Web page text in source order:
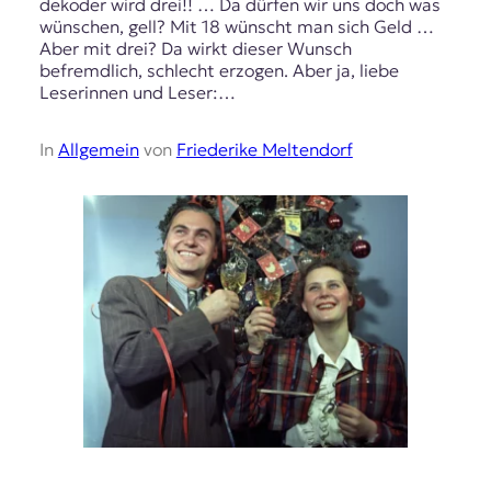
wünschen, gell? Mit 18 wünscht man sich Geld …
Aber mit drei? Da wirkt dieser Wunsch
befremdlich, schlecht erzogen. Aber ja, liebe
Leserinnen und Leser:…
In Allgemeinvon Friederike Meltendorf